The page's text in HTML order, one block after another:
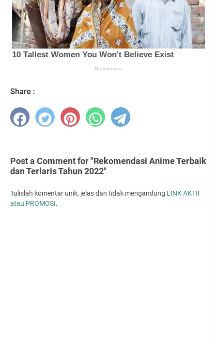
Share :
Post a Comment for "Rekomendasi Anime Terbaik
dan Terlaris Tahun 2022"
Tulislah komentar unik, jelas dan tidak mengandung LINK AKTIF
atau PROMOSI.